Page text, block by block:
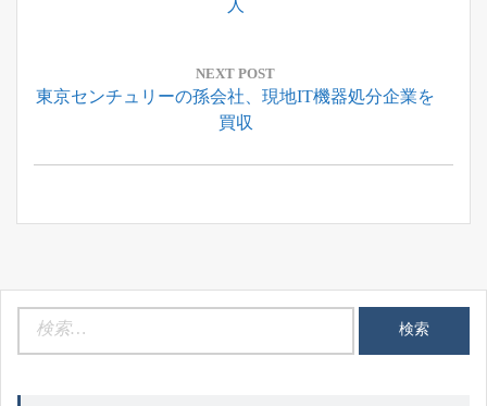
シ
ン
人
NEXT POST
Next
東京センチュリーの孫会社、現地IT機器処分企業を
買収